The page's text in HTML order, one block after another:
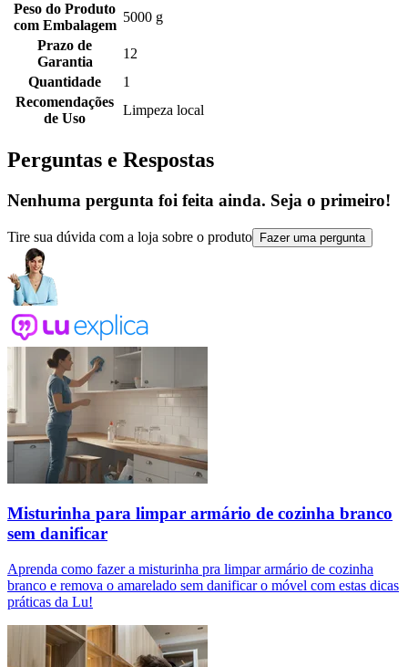
Peso do Produto
com Embalagem
5000 g
Prazo de
Garantia
12
Quantidade
1
Recomendações
de Uso
Limpeza local
Perguntas e Respostas
Nenhuma pergunta foi feita ainda. Seja o primeiro!
Tire sua dúvida com a loja sobre o produto Fazer uma pergunta
Misturinha para limpar armário de cozinha branco
sem danificar
Aprenda como fazer a misturinha pra limpar armário de cozinha
branco e remova o amarelado sem danificar o móvel com estas dicas
práticas da Lu!